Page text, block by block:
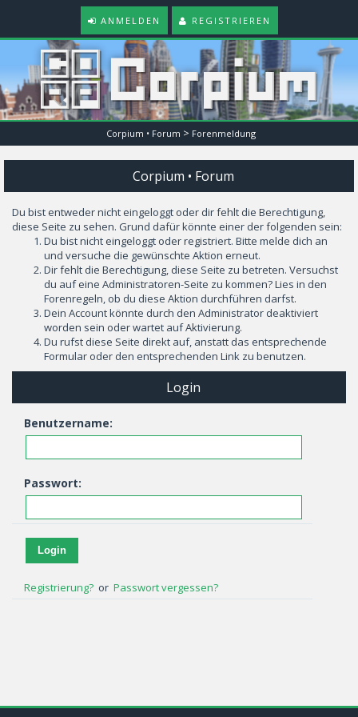
ANMELDEN REGISTRIEREN
Corpium • Forum > Forenmeldung
Corpium • Forum
Du bist entweder nicht eingeloggt oder dir fehlt die Berechtigung,
diese Seite zu sehen. Grund dafür könnte einer der folgenden sein:
Du bist nicht eingeloggt oder registriert. Bitte melde dich an
und versuche die gewünschte Aktion erneut.
Dir fehlt die Berechtigung, diese Seite zu betreten. Versuchst
du auf eine Administratoren-Seite zu kommen? Lies in den
Forenregeln, ob du diese Aktion durchführen darfst.
Dein Account könnte durch den Administrator deaktiviert
worden sein oder wartet auf Aktivierung.
Du rufst diese Seite direkt auf, anstatt das entsprechende
Formular oder den entsprechenden Link zu benutzen.
Login
Benutzername:
Passwort:
Registrierung? or Passwort vergessen?